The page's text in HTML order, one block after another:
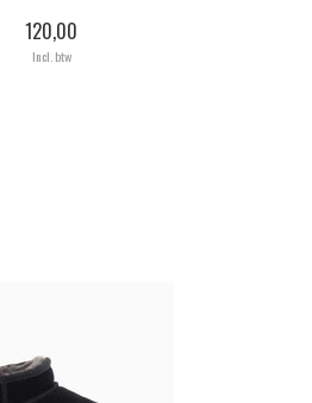
120,00
Incl. btw